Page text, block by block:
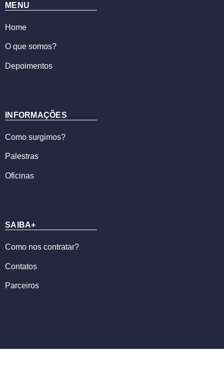
MENU
Home
O que somos?
Depoimentos
INFORMAÇÕES
Como surgimos?
Palestras
Oficinas
SAIBA+
Como nos contratar?
Contatos
Parceiros